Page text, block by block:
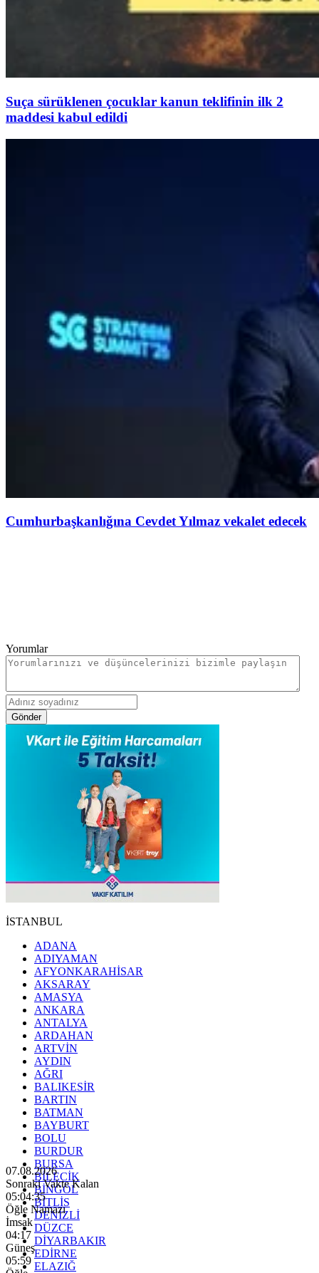
Suça sürüklenen çocuklar kanun teklifinin ilk 2
maddesi kabul edildi
Cumhurbaşkanlığına Cevdet Yılmaz vekalet edecek
Yorumlar
Gönder
İSTANBUL
ADANA
ADIYAMAN
AFYONKARAHİSAR
AKSARAY
AMASYA
ANKARA
ANTALYA
ARDAHAN
ARTVİN
AYDIN
AĞRI
BALIKESİR
BARTIN
BATMAN
BAYBURT
BOLU
BURDUR
BURSA
BİLECİK
BİNGÖL
BİTLİS
DENİZLİ
DÜZCE
DİYARBAKIR
EDİRNE
ELAZIĞ
07.08.2026
Sonraki Vakte Kalan
05:04:33
Öğle Namazı
İmsak
04:17
Güneş
05:59